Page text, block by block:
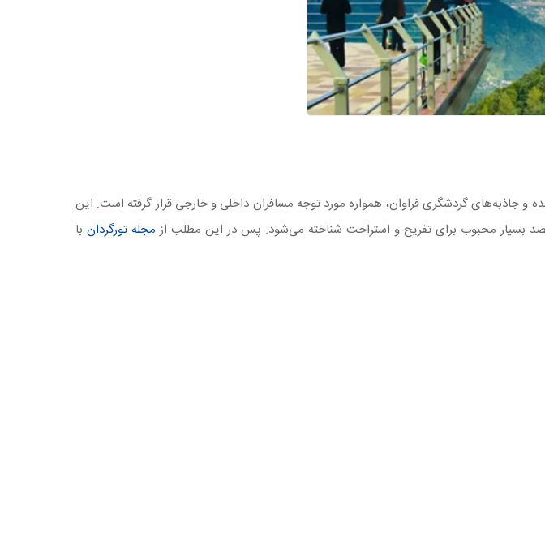
و جاذبه‌های گردشگری فراوان، همواره مورد توجه مسافران داخلی و خارجی قرار گرفته است. این
بسیار محبوب برای تفریح و استراحت شناخته می‌شود. پس در این مطلب ازمجله تورگردان با